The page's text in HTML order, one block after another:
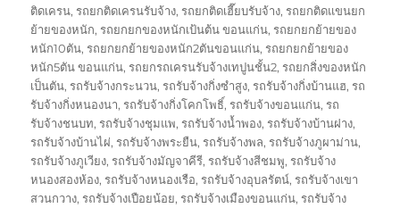
ติดเครน,รถยกติดเครนรับจ้าง,รถยกติดเฮี๊ยบรับจ้าง,รถยกติดแขนยก
ย้ายของหนัก,รถยกยกของหนักเป้นต้น ขอนแก่น,รถยกยกย้ายของ
หนัก10ตัน,รถยกยกย้ายของหนัก2ตันขอนแก่น,รถยกยกย้ายของ
หนัก5ตัน ขอนแก่น,รถยกรถเครนรับจ้างเทปูนชั้น2,รถยกสิ่งของหนัก
เป็นตัน,รถรับจ้างกระนวน,รถรับจ้างกิ่งซำสูง,รถรับจ้างกิ่งบ้านแฮ,รถ
รับจ้างกิ่งหนองนา,รถรับจ้างกิ่งโคกโพธิ์,รถรับจ้างขอนแก่น,รถ
รับจ้างชนบท,รถรับจ้างชุมแพ,รถรับจ้างน้ำพอง,รถรับจ้างบ้านฝาง,
รถรับจ้างบ้านไผ่,รถรับจ้างพระยืน,รถรับจ้างพล,รถรับจ้างภูผาม่าน,
รถรับจ้างภูเวียง,รถรับจ้างมัญจาคีรี,รถรับจ้างสีชมพู,รถรับจ้าง
หนองสองห้อง,รถรับจ้างหนองเรือ,รถรับจ้างอุบลรัตน์,รถรับจ้างเขา
สวนกวาง,รถรับจ้างเปือยน้อย,รถรับจ้างเมืองขอนแก่น,รถรับจ้าง